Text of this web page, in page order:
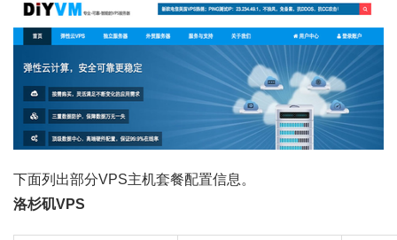
下面列出部分VPS主机套餐配置信息。
洛杉矶VPS